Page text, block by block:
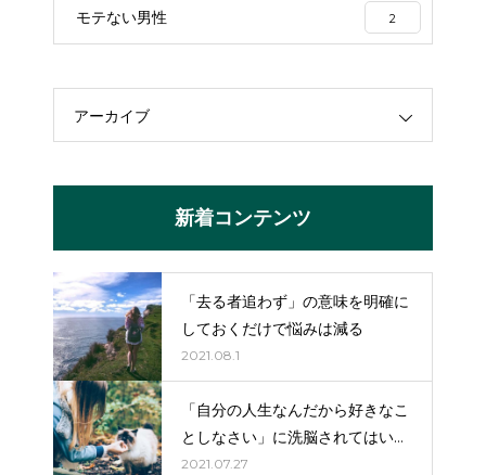
モテない男性 2
アーカイブ
新着コンテンツ
「去る者追わず」の意味を明確に
しておくだけで悩みは減る
2021.08.1
「自分の人生なんだから好きなこ
としなさい」に洗脳されてはいけ
ない。
2021.07.27